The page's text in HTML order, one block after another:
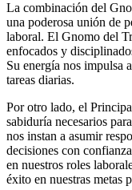
La combinación del
una poderosa unión de
laboral. El Gnomo del
enfocados y
Su energía nos impulsa
tareas diarias.
Por otro lado, el
sabiduría necesarios
nos instan a asumir
decisiones con
en nuestros roles
éxito en nuestras metas